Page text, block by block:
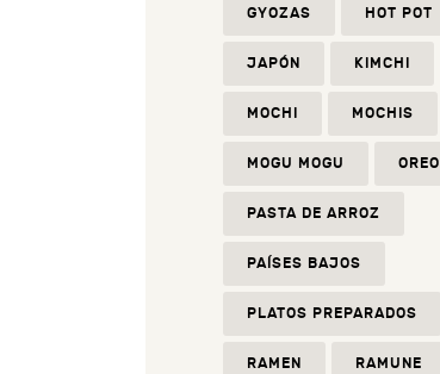
GYOZAS HOT POT
JAPÓN KIMCHI
MOCHI MOCHIS
MOGU MOGU OREO
PASTA DE ARROZ
PAÍSES BAJOS
PLATOS PREPARADOS
RAMEN RAMUNE